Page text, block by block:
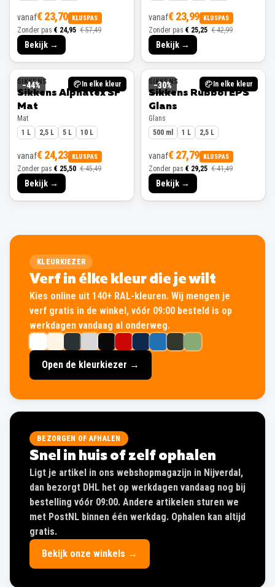
vanaf€ 23,70 KLUSPAS
Zonder pas € 24,95 € 57,49
Bekijk →
vanaf€ 23,99 KLUSPAS
Zonder pas € 25,25 € 42,99
Bekijk →
−44% In elke kleur
SIKKENS
Sikkens Alphatex SF
Mat
Mat
1 L
2,5 L 5 L 10 L
vanaf€ 24,23 KLUSPAS
Zonder pas € 25,50 € 45,49
Bekijk →
−30% In elke kleur
SIKKENS
Sikkens Rubbol EPS
Glans
Glans
500 ml
1 L 2,5 L
vanaf€ 27,79 KLUSPAS
Zonder pas € 29,25 € 41,49
Bekijk →
KLEURKIEZER
Verf in élke kleur die je wilt
Kies online uit 140+ RAL-kleuren. Wij mengen je
verf gratis in de winkel, vóór 09:00 besteld is op
werkdagen vandaag al onderweg.
Open de kleurkiezer →
BEZORGEN OF AFHALEN
Snel in huis of zelf ophalen
Ligt je artikel in ons webshopmagazijn in Nijverdal,
dan bezorgt DHL het op werkdagen vandaag nog bij
bestelling vóór 09:00. Andere artikelen sturen we
met PostNL binnen één werkdag. Ophalen kan altijd
gratis.
Bekijk onze winkels →